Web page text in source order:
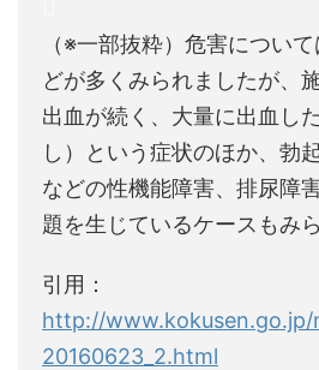
（※一部抜粋）危害につい
どが多くみられましたが、
出血が続く、大量に出血し
し）という症状のほか、勃
などの性機能障害、排尿障
題を生じているケースもみ
引用：
http://
20160623_2.html